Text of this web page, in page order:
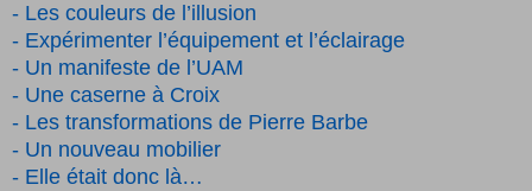
- Les couleurs de l’illusion
-­ Expérimenter l’équipement et l’éclairage
- Un manifeste de l’UAM
-­ Une caserne à Croix
-­ Les transformations de Pierre Barbe
- Un nouveau mobilier
- Elle était donc là…